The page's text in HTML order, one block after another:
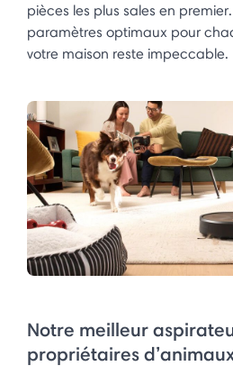
pièces les plus sales en
paramètres optimaux pour
votre maison reste impeccable.
Notre meilleur
propriétaires